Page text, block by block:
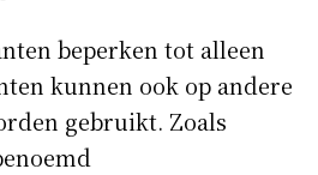
beperken tot alleen
kunnen ook op andere
gebruikt. Zoals